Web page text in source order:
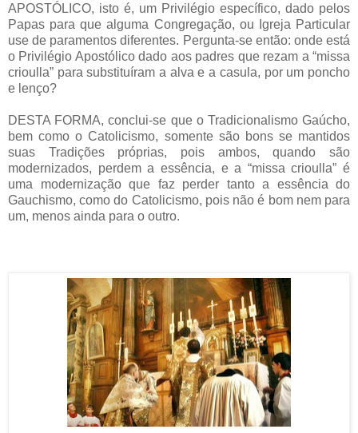
APOSTÓLICO, isto é, um Privilégio específico, dado pelos
Papas para que alguma Congregação, ou Igreja Particular
use de paramentos diferentes. Pergunta-se então: onde está
o Privilégio Apostólico dado aos padres que rezam a “missa
crioulla” para substituíram a alva e a casula, por um poncho
e lenço?
DESTA FORMA, conclui-se que o Tradicionalismo Gaúcho,
bem como o Catolicismo, somente são bons se mantidos
suas Tradições próprias, pois ambos, quando são
modernizados, perdem a essência, e a “missa crioulla” é
uma modernização que faz perder tanto a essência do
Gauchismo, como do Catolicismo, pois não é bom nem para
um, menos ainda para o outro.